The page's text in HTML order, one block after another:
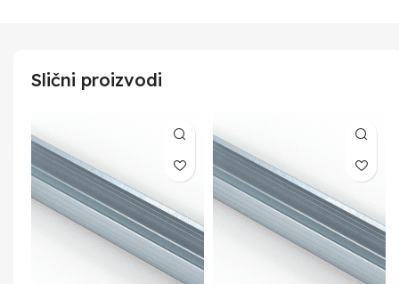
Slični proizvodi